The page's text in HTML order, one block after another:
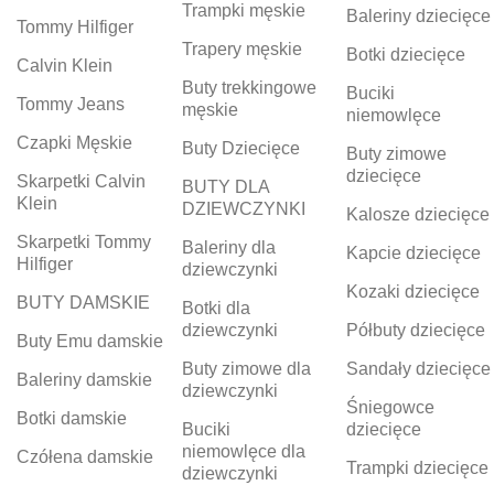
Tommy Hilfiger
Calvin Klein
Tommy Jeans
Czapki Męskie
Skarpetki Calvin
Klein
Skarpetki Tommy
Hilfiger
BUTY DAMSKIE
Buty Emu damskie
Baleriny damskie
Botki damskie
Czółena damskie
Trampki męskie
Trapery męskie
Buty trekkingowe
męskie
Buty Dziecięce
BUTY DLA
DZIEWCZYNKI
Baleriny dla
dziewczynki
Botki dla
dziewczynki
Buty zimowe dla
dziewczynki
Buciki
niemowlęce dla
dziewczynki
Baleriny dziecięce
Botki dziecięce
Buciki
niemowlęce
Buty zimowe
dziecięce
Kalosze dziecięce
Kapcie dziecięce
Kozaki dziecięce
Półbuty dziecięce
Sandały dziecięce
Śniegowce
dziecięce
Trampki dziecięce